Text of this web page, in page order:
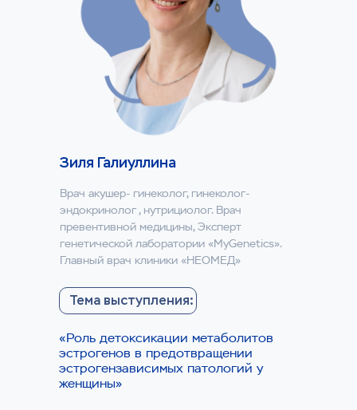
Врач акушер- гинеколог, гинеколог-
эндокринолог , нутрициолог. Врач
превентивной медицины, Эксперт
генетической лаборатории «MyGenetics».
Главный врач клиники «НЕОМЕД»
Тема выступления:
«Роль детоксикации метаболитов
эстрогенов в предотвращении
эстрогензависимых патологий у
женщины»
Зиля Галиуллина